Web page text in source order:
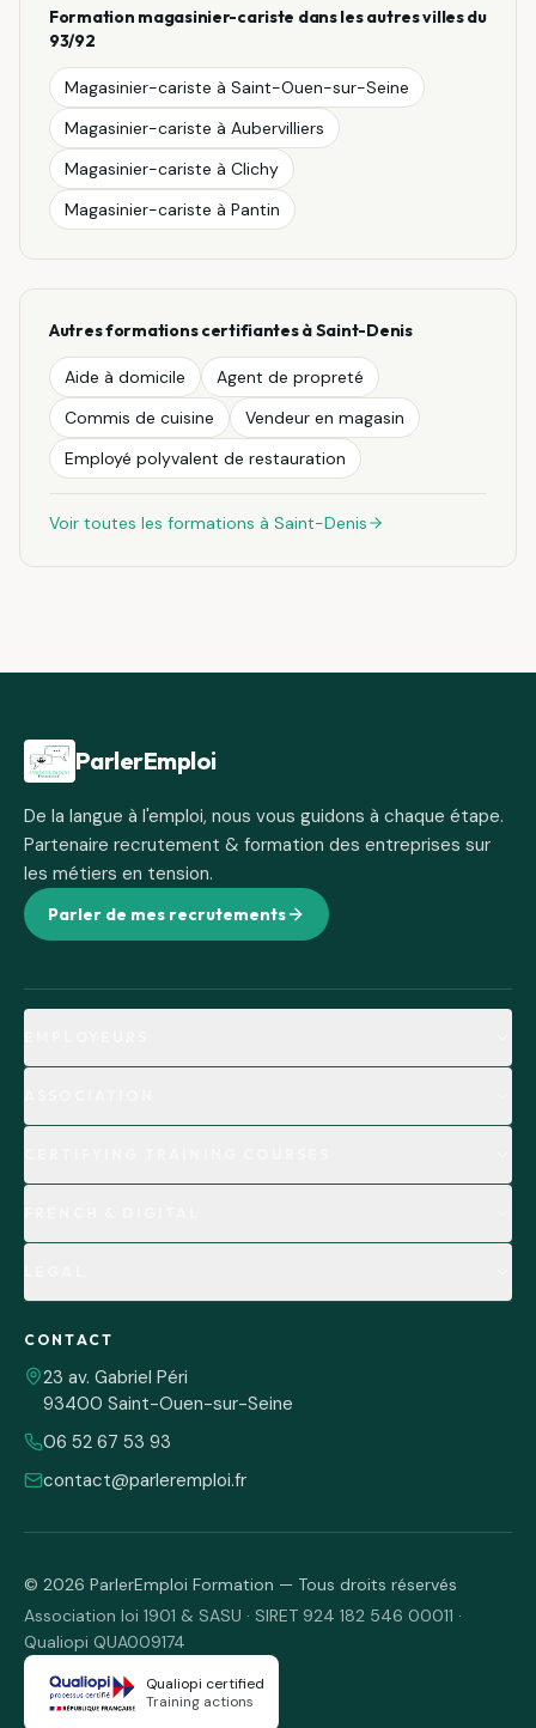
Formation magasinier-cariste dans les autres villes du
93/92
Magasinier-cariste à Saint-Ouen-sur-Seine
Magasinier-cariste à Aubervilliers
Magasinier-cariste à Clichy
Magasinier-cariste à Pantin
Autres formations certifiantes àSaint-Denis
Aide à domicile
Agent de propreté
Commis de cuisine
Vendeur en magasin
Employé polyvalent de restauration
Voir toutes les formations à Saint-Denis
Pied de pageParlerEmploi
De la langue à l'emploi, nous vous guidons à chaque étape.
Partenaire recrutement & formation des entreprises sur
les métiers en tension.
Parler de mes recrutements
CONTACT
23 av. Gabriel Péri
93400 Saint-Ouen-sur-Seine
06 52 67 53 93
contact@parleremploi.fr
© 2026 ParlerEmploi Formation — Tous droits réservés
Association loi 1901 & SASU · SIRET 924 182 546 00011 ·
Qualiopi QUA009174
Qualiopi certified
Training actions